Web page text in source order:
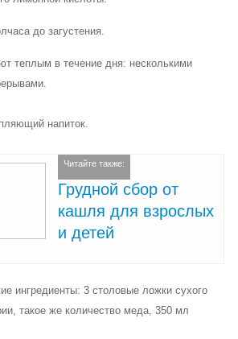
до загустения.
теплым в течение дня: несколькими
напиток.
Читайте также:
Грудной сбор от
кашля для взрослых
и детей
ингредиенты: 3 столовые ложки сухого
такое же количество меда, 350 мл